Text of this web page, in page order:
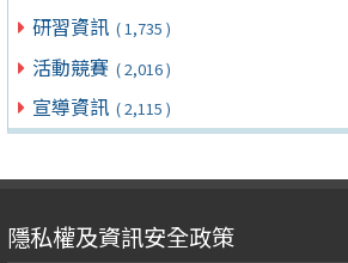
研習資訊 ( 1,735 )
活動競賽 ( 2,016 )
宣導資訊 ( 2,115 )
隱私權及資訊安全政策